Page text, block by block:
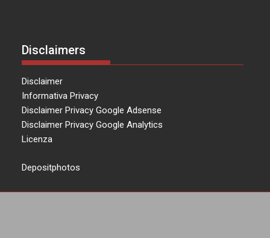
Disclaimers
Disclaimer
Informativa Privacy
Disclaimer Privacy Google Adsense
Disclaimer Privacy Google Analytics
Licenza
Depositphotos